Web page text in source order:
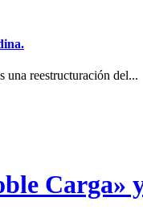
una reestructuración del...
Carga»